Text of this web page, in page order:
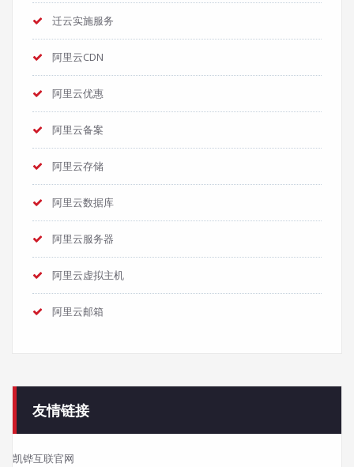
迁云实施服务
阿里云CDN
阿里云优惠
阿里云备案
阿里云存储
阿里云数据库
阿里云服务器
阿里云虚拟主机
阿里云邮箱
友情链接
凯铧互联官网